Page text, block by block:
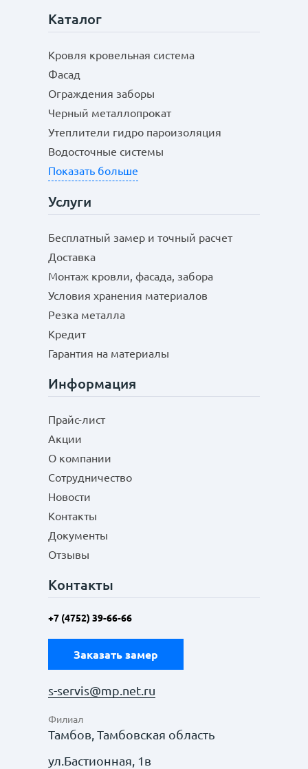
Каталог
Кровля кровельная система
Фасад
Ограждения заборы
Черный металлопрокат
Утеплители гидро пароизоляция
Водосточные системы
Показать больше
Услуги
Бесплатный замер и точный расчет
Доставка
Монтаж кровли, фасада, забора
Условия хранения материалов
Резка металла
Кредит
Гарантия на материалы
Информация
Прайс-лист
Акции
О компании
Сотрудничество
Новости
Контакты
Документы
Отзывы
Контакты
+7 (4752) 39-66-66
Заказать замер
s-servis@mp.net.ru
Филиал
Тамбов, Тамбовская область
ул.Бастионная, 1в